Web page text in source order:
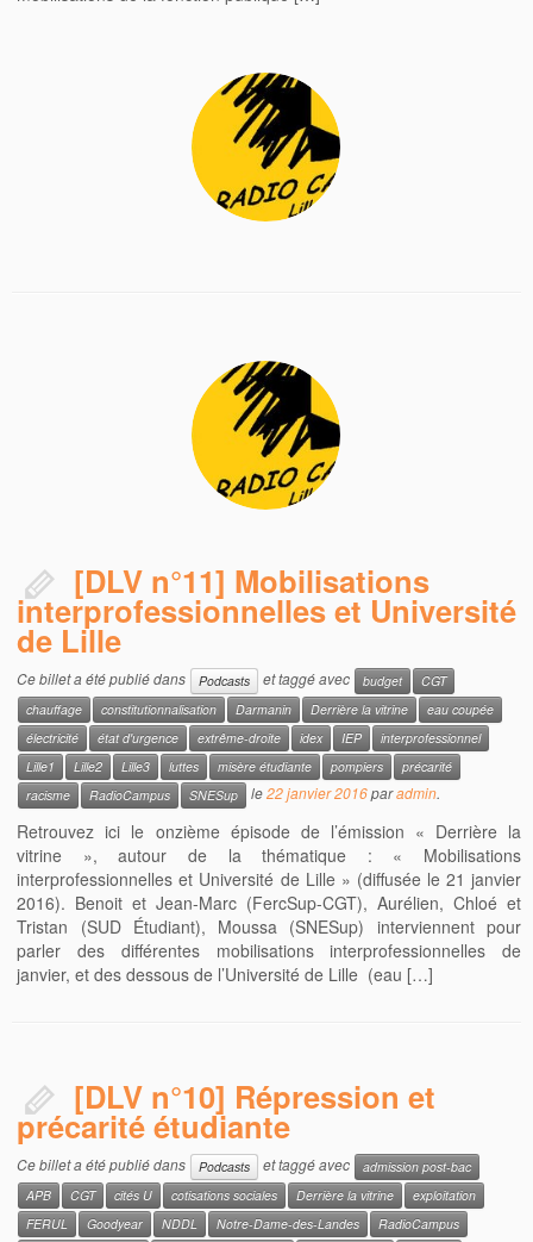
[DLV n°11] Mobilisations
interprofessionnelles et Université
de Lille
Ce billet a été publié dans Podcasts et taggé avec budget
CGT
chauffage
constitutionnalisation Darmanin Derrière la vitrine
eau coupée
électricité
état d'urgence extrême-droite idex IEP
interprofessionnel
Lille1
Lille2 Lille3 luttes misère étudiante pompiers
précarité
racisme
RadioCampus SNESup le22 janvier 2016paradmin.
Retrouvez ici le onzième épisode de l’émission « Derrière la
vitrine », autour de la thématique : « Mobilisations
interprofessionnelles et Université de Lille » (diffusée le 21 janvier
2016). Benoit et Jean-Marc (FercSup-CGT), Aurélien, Chloé et
Tristan (SUD Étudiant), Moussa (SNESup) interviennent pour
parler des différentes mobilisations interprofessionnelles de
janvier, et des dessous de l’Université de Lille (eau […]
[DLV n°10] Répression et
précarité étudiante
Ce billet a été publié dans Podcasts et taggé avec
admission post-bac
APB
CGT cités U cotisations sociales Derrière la vitrine
exploitation
FERUL
Goodyear NDDL Notre-Dame-des-Landes
RadioCampus